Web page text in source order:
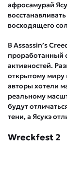
афросамурай
восходящего
В Assassin’s
проработанный
активностей.
открытому миру
авторы хотели
реальному
будут
тени, а Ясукэ
Wreckfest 2